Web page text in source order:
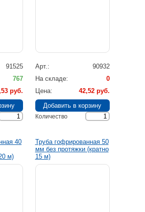
91525
767
руб.
Арт.
90932
На складе
0
Цена
42,52 руб.
Количество
40
м)
Труба гофрированная 50
мм без протяжки (кратно
15 м)